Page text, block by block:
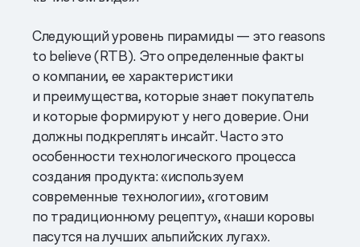
Следующий уровень пирамиды — это reasons
to believe (RTB). Это определенные факты
о компании, ее характеристики
и преимущества, которые знает покупатель
и которые формируют у него доверие. Они
должны подкреплять инсайт. Часто это
особенности технологического процесса
создания продукта: «используем
современные технологии», «готовим
по традиционному рецепту», «наши коровы
пасутся на лучших альпийских лугах».